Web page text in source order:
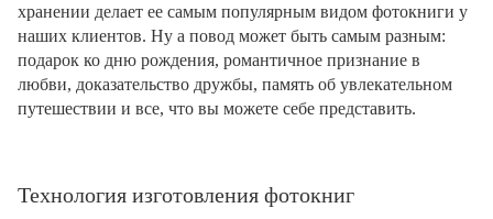
хранении делает ее самым популярным видом фотокниги у
наших клиентов. Ну а повод может быть самым разным:
подарок ко дню рождения, романтичное признание в
любви, доказательство дружбы, память об увлекательном
путешествии и все, что вы можете себе представить.
Технология изготовления фотокниг